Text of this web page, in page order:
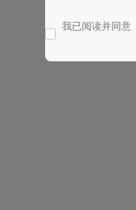
我已阅读并同意